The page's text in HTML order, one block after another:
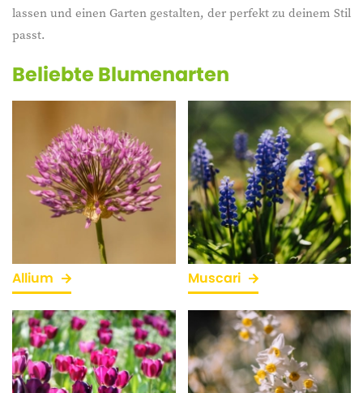
lassen und einen Garten gestalten, der perfekt zu deinem Stil
passt.
Beliebte Blumenarten
Allium Muscari